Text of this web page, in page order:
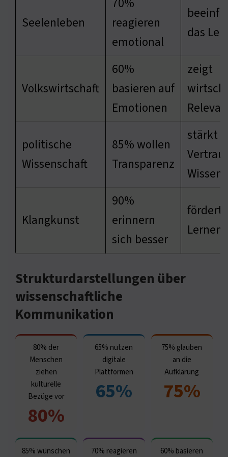
Seelenleben
reagieren
emotional
das
Volkswirtschaft
60%
basieren auf
Emotionen
zeigt
politische
Wissenschaft
85% wollen
Transparenz
stärkt
Klangkunst
90%
erinnern
sich besser
fördert
Lernen
Strukturdarstellungen über
wissenschaftliche
Kommunikation
80% der
Menschen
ziehen
kulturelle
Bezüge vor
80%
65% nutzen
digitale
Plattformen
65%
75% glauben
an die
Aufklärung
75%
85% wünschen
70% reagieren
60% basieren